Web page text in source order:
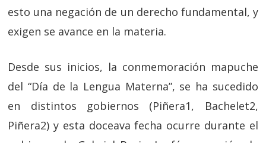
esto una negación de un derecho fundamental, y
exigen se avance en la materia.
Desde sus inicios, la conmemoración mapuche
del “Día de la Lengua Materna”, se ha sucedido
en distintos gobiernos (Piñera1, Bachelet2,
Piñera2) y esta doceava fecha ocurre durante el